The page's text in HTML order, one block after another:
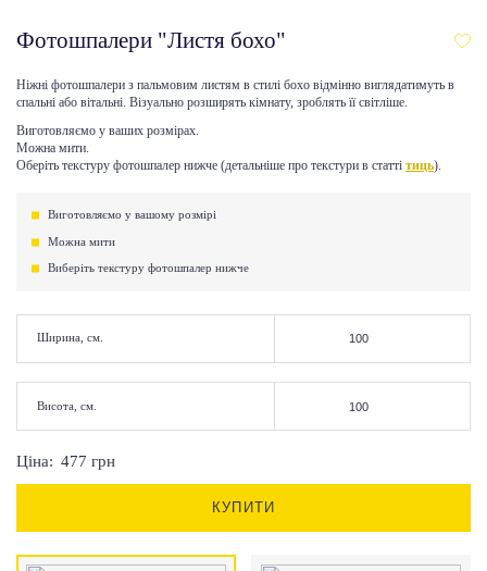
Фотошпалери "Листя бохо"
Ніжні фотошпалери з пальмовим листям в стилі бохо відмінно виглядатимуть в
спальні або вітальні. Візуально розширять кімнату, зроблять її світліше.
Виготовляємо у ваших розмірах.
Можна мити.
Оберіть текстуру фотошпалер нижче (детальніше про текстури в статті тиць).
Виготовляємо у вашому розмірі
Можна мити
Виберіть текстуру фотошпалер нижче
Ширина, см.
Висота, см.
Ціна: 477 грн
КУПИТИ